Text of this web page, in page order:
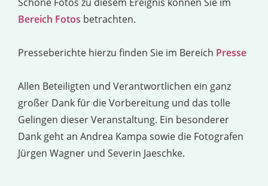
Bereich Fotos betrachten.
Presseberichte hierzu finden Sie im Bereich Presse
Allen Beteiligten und Verantwortlichen ein ganz
großer Dank für die Vorbereitung und das tolle
Gelingen dieser Veranstaltung. Ein besonderer
Dank geht an Andrea Kampa sowie die Fotografen
Jürgen Wagner und Severin Jaeschke.